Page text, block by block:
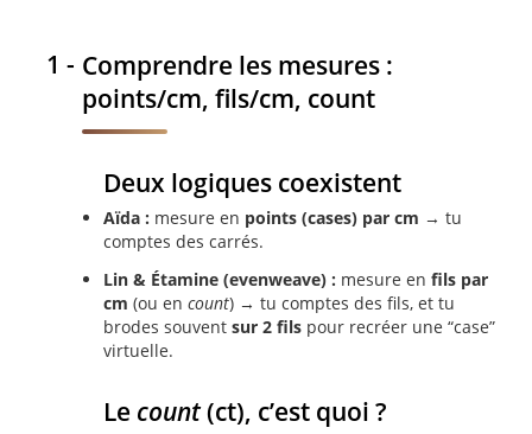
Comprendre les mesures :
points/cm, fils/cm, count
Deux logiques coexistent
Aïda : mesure en points (cases) par cm → tu
comptes des carrés.
Lin & Étamine (evenweave) : mesure en fils par
cm (ou en count) → tu comptes des fils, et tu
brodes souvent sur 2 fils pour recréer une “case”
virtuelle.
Le count(ct), c’est quoi ?